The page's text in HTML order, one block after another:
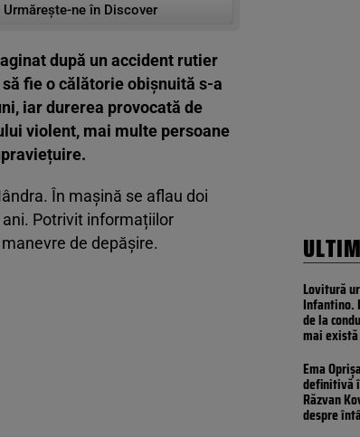
Urmărește-ne în Discover
după un accident rutier
fie o călătorie obișnuită s-a
iar durerea provocată de
violent, mai multe persoane
În mașină se aflau doi
ani. Potrivit informațiilor
de depășire.
Lovitură
Infantino.
de la
mai există
Ema
definitivă
Răzvan
despre